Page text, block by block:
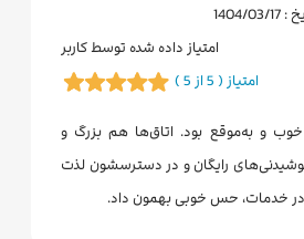
17
امتیاز داده شده توسط کاربر
امتیاز ( 5 از 5 )
و به‌موقع بود. اتاق‌ها هم بزرگ و
رایگان و در دسترسشون لذت
در خدمات، حس خوبی بهمون داد.